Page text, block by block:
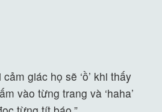
giác họ sẽ ‘ồ’ khi thấy
vào từng trang và ‘haha’